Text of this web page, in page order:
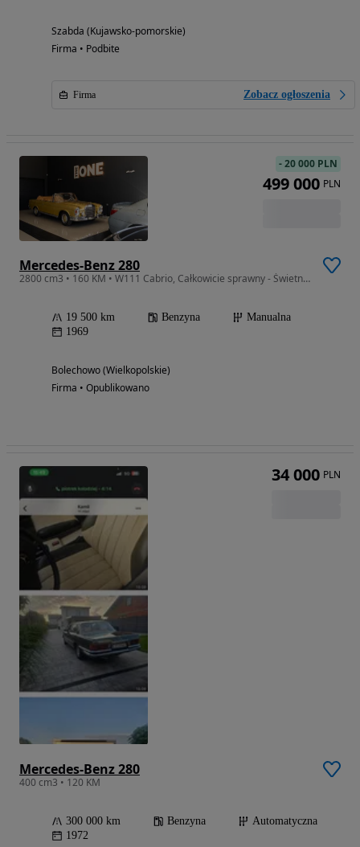
Szabda (Kujawsko-pomorskie)
Firma • Podbite
Firma Zobacz ogłoszenia
Mercedes-Benz 280
2800 cm3 • 160 KM • W111 Cabrio, Całkowicie sprawny - Świetnie zachowany.
19 500 km Benzyna
Manualna
1969
Bolechowo (Wielkopolskie)
Firma • Opublikowano
-20 000 PLN
499 000 PLN
Mercedes-Benz 280
400 cm3 • 120 KM
300 000 km Benzyna
Automatyczna
1972
34 000 PLN